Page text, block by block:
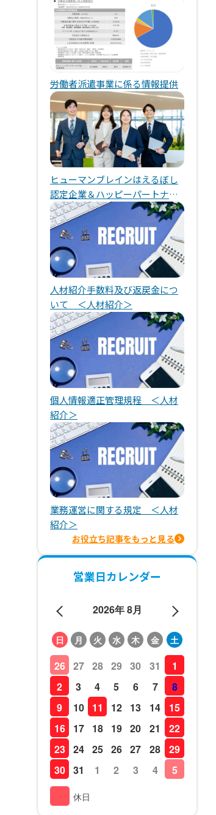
労働者派遣事業に係る情報提供
ヒューマンブレインはえるぼし
認定企業＆ハッピーパートナー
企業です！
人材紹介手数料及び返戻金につ
いて ＜人材紹介＞
個人情報適正管理規程 ＜人材
紹介＞
業務運営に関する規定 ＜人材
紹介＞
お役立ち記事をもっと見る
営業日カレンダー
2026年 8月
日 月 火 水 木 金 土
26 27 28 29 30 31
1
2
3 4 5 6 7
8
9
10 11 12 13 14
15
16
17 18 19 20 21
22
23 24 25 26 27 28
29
30 31 1 2 3 4 5
休日